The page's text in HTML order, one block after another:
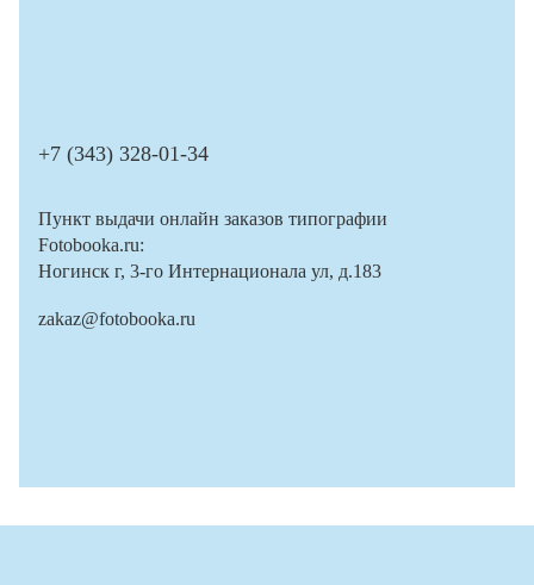
+7 (343) 328-01-34
Пункт выдачи онлайн заказов типографии
Fotobooka.ru:
Ногинск г, 3-го Интернационала ул, д.183
zakaz@fotobooka.ru